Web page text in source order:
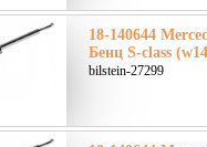
18-140644
Бенц S-class
bilstein-27299